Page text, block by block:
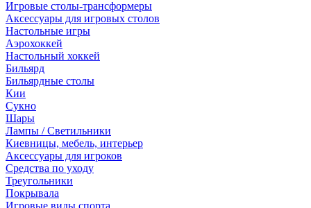
Игровые столы-трансформеры
Аксессуары для игровых столов
Настольные игры
Аэрохоккей
Настольный хоккей
Бильярд
Бильярдные столы
Кии
Сукно
Шары
Лампы / Светильники
Киевницы, мебель, интерьер
Аксессуары для игроков
Средства по уходу
Треугольники
Покрывала
Игровые виды спорта